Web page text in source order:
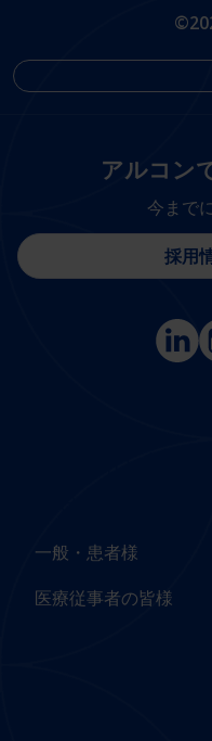
アルコン
今まで
採用
一般・患者様
医療従事者の皆様